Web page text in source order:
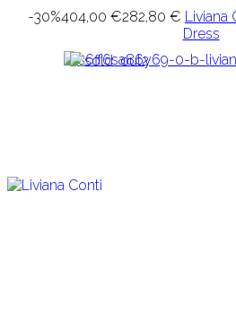
-30%404,00 €282,80 € Liviana
Dress